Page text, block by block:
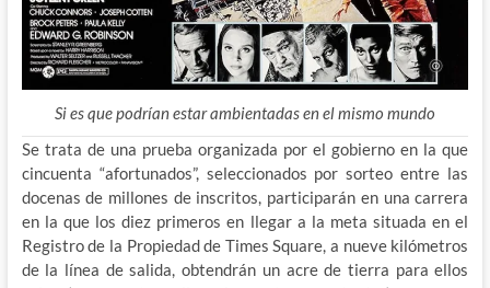
Si es que podrían estar ambientadas en el mismo mundo
Se trata de una prueba organizada por el gobierno en la que
cincuenta “afortunados”, seleccionados por sorteo entre las
docenas de millones de inscritos, participarán en una carrera
en la que los diez primeros en llegar a la meta situada en el
Registro de la Propiedad de Times Square, a nueve kilómetros
de la línea de salida, obtendrán un acre de tierra para ellos